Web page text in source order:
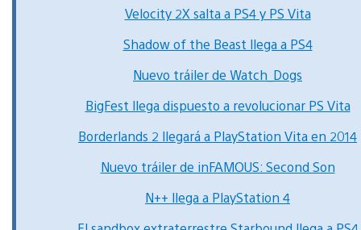
Velocity 2X salta a PS4 y PS Vita
Shadow of the Beast llega a PS4
Nuevo tráiler de Watch_Dogs
BigFest llega dispuesto a revolucionar PS Vita
Borderlands 2 llegará a PlayStation Vita en 2014
Nuevo tráiler de inFAMOUS: Second Son
N++ llega a PlayStation 4